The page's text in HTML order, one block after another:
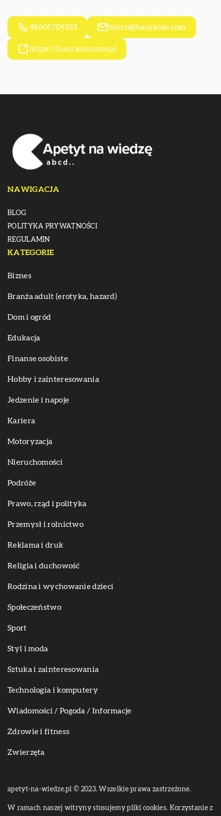
48601704353 biuro@hauraton.com
https://hauraton.com.pl
NAWIGACJA
BLOG
POLITYKA PRYWATNOŚCI
REGULAMIN
KATEGORIE
Biznes
Branża adult (erotyka, hazard)
Dom i ogród
Edukacja
Finanse osobiste
Hobby i zainteresowania
Jedzenie i napoje
Kariera
Motoryzacja
Nieruchomości
Podróże
Prawo, rząd i polityka
Przemysł i rolnictwo
Reklama i druk
Religia i duchowość
Rodzina i wychowanie dzieci
Społeczeństwo
Sport
Styl i moda
Sztuka i zainteresowania
Technologia i komputery
Wiadomości / Pogoda / Informacje
Zdrowie i fitness
Zwierzęta
apetyt-na-wiedze.pl © 2023. Wszelkie prawa zastrzeżone.
W ramach naszej witryny stosujemy pliki cookies. Korzystanie z